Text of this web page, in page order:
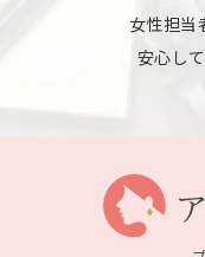
女性担当
安心し